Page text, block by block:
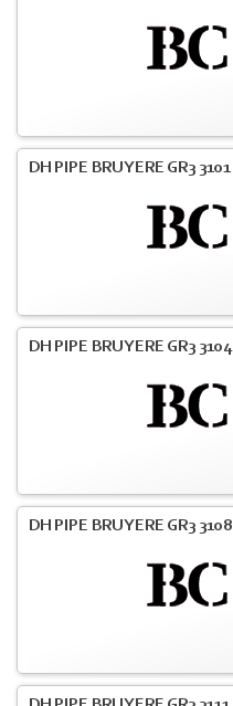
DH PIPE BRUYERE GR3 3101
DH PIPE BRUYERE GR3 3104
DH PIPE BRUYERE GR3 3108